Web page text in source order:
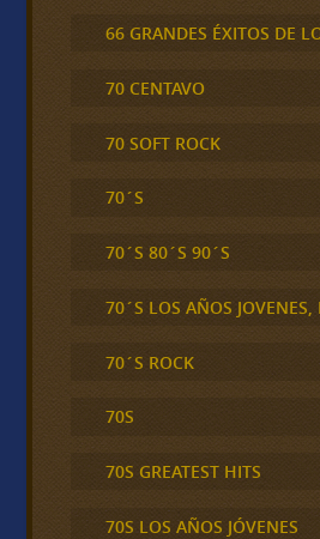
66 GRANDES ÉXITOS DE
70 CENTAVO
70 SOFT ROCK
70´S
70´S 80´S 90´S
70´S LOS AÑOS JOVENES,
70´S ROCK
70S
70S GREATEST HITS
70S LOS AÑOS JÓVENES